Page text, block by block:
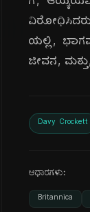
ಯಲ್ಲಿ,
ಜೀವನ,
Davy Crockett
ಆಧಾರಗಳು:
Britannica